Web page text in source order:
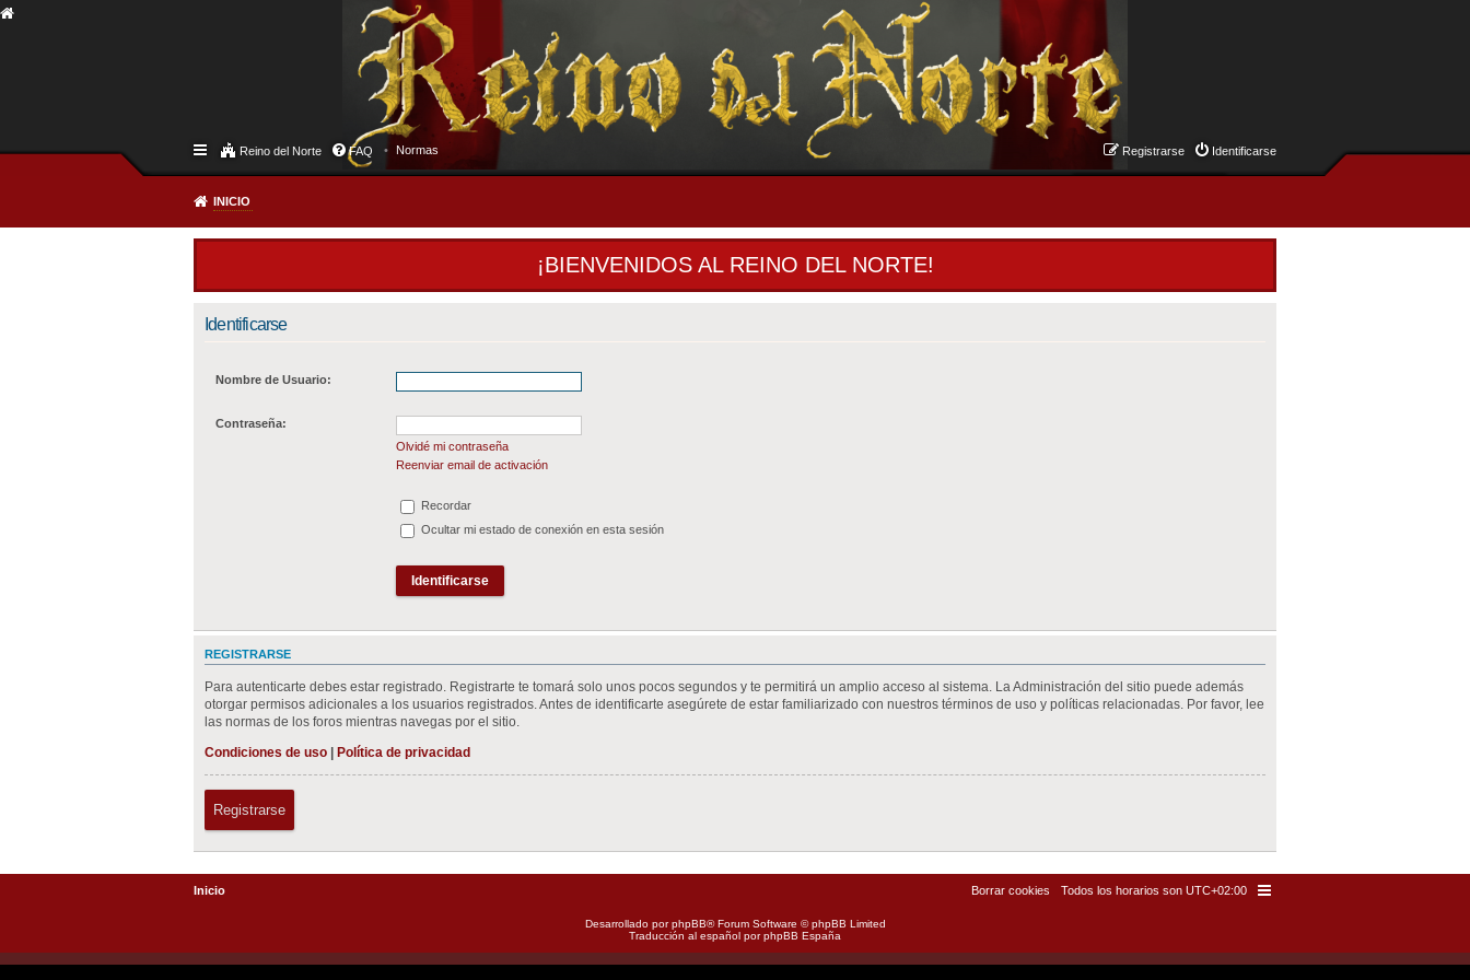
Reino del Norte FAQ Normas Identificarse
Registrarse
INICIO
¡BIENVENIDOS AL REINO DEL NORTE!
Identificarse
Nombre de Usuario:
Contraseña:
Olvidé mi contraseña
Reenviar email de activación
Recordar
Ocultar mi estado de conexión en esta sesión
REGISTRARSE
Para autenticarte debes estar registrado. Registrarte te tomará solo unos pocos segundos y te permitirá un amplio acceso al sistema. La Administración del sitio puede además
otorgar permisos adicionales a los usuarios registrados. Antes de identificarte asegúrete de estar familiarizado con nuestros términos de uso y políticas relacionadas. Por favor, lee
las normas de los foros mientras navegas por el sitio.
Condiciones de uso
Política de privacidad
Registrarse
Inicio Todos los horarios son UTC+02:00
Borrar cookies
Desarrollado porphpBB® Forum Software © phpBB Limited
Traducción al español porphpBB España